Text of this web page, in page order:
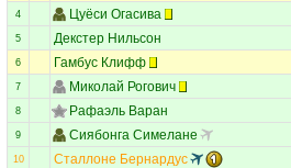
4 Цуёси Огасива
5 Декстер Нильсон
6 Гамбус Клифф
7 Миколай Рогович
8 Рафаэль Варан
9 Сиябонга Симелане
10 Сталлоне Бернардус